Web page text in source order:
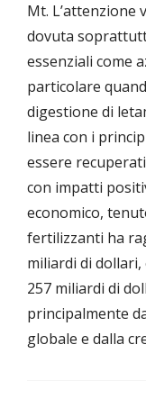
Mt.
dovuta
essenziali come
particolare
digestione di
linea con i
essere
con impatti
economico,
fertilizzanti ha
miliardi di
257 miliardi di
principalmente
globale e dalla